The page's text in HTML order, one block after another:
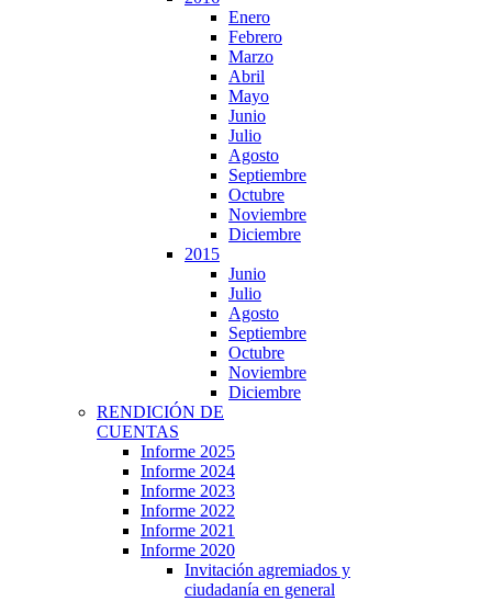
Enero
Febrero
Marzo
Abril
Mayo
Junio
Julio
Agosto
Septiembre
Octubre
Noviembre
Diciembre
2015
Junio
Julio
Agosto
Septiembre
Octubre
Noviembre
Diciembre
RENDICIÓN DE
CUENTAS
Informe 2025
Informe 2024
Informe 2023
Informe 2022
Informe 2021
Informe 2020
Invitación agremiados y
ciudadanía en general